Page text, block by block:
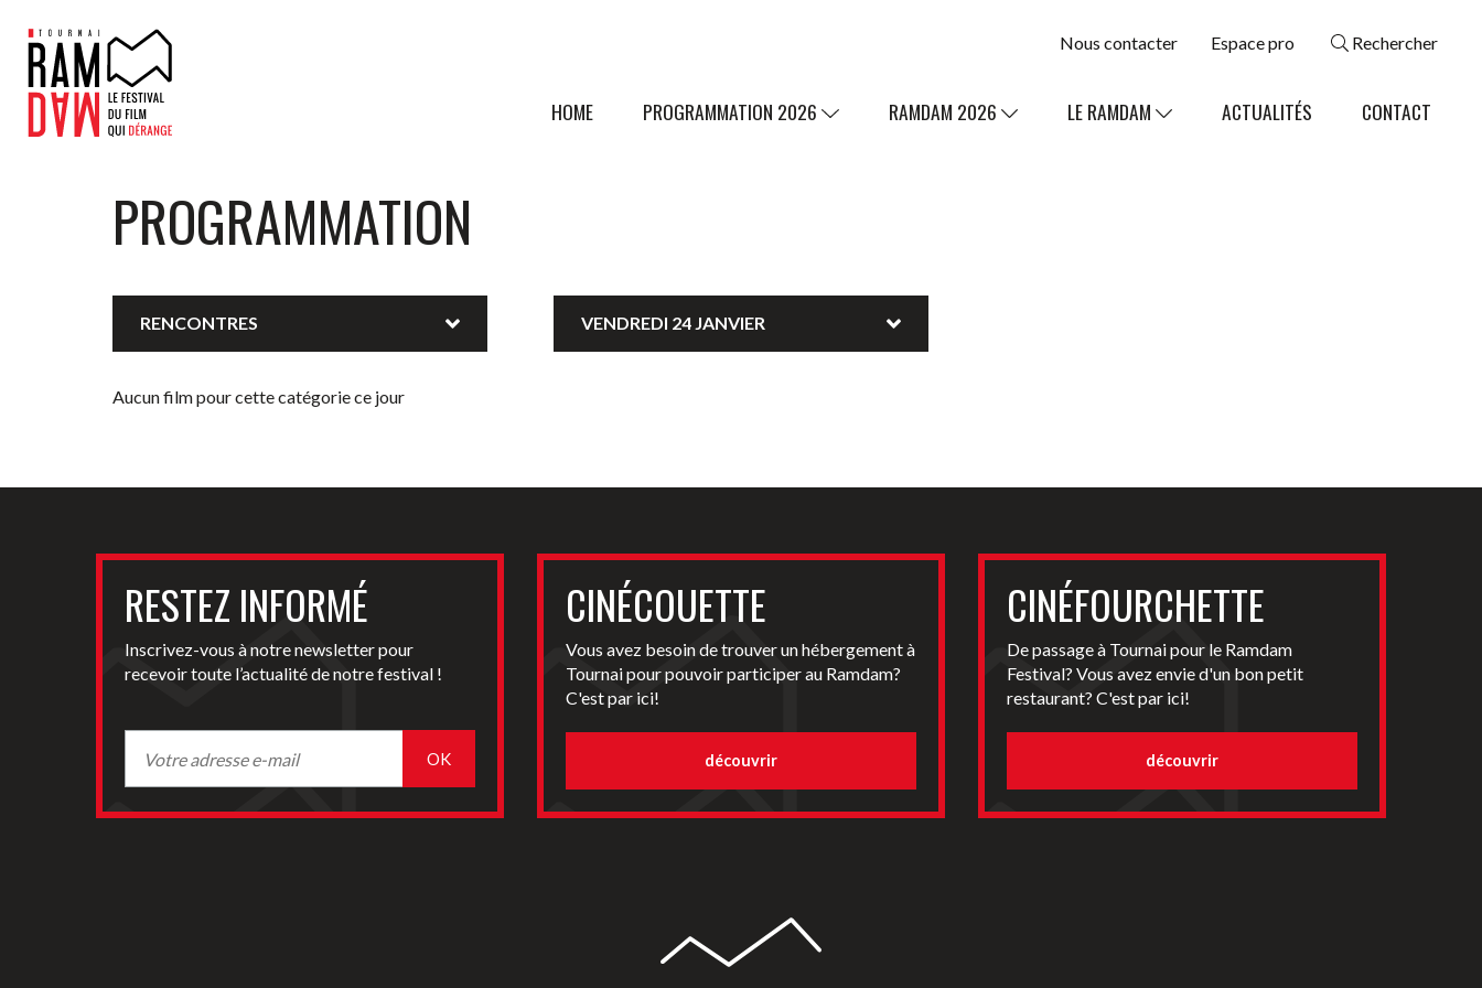
Nous contacter Espace pro Rechercher
HOME PROGRAMMATION 2026 RAMDAM 2026 LE RAMDAM ACTUALITÉS CONTACT
PROGRAMMATION
RENCONTRES VENDREDI 24 JANVIER
Aucun film pour cette catégorie ce jour
RESTEZ INFORMÉ
Inscrivez-vous à notre newsletter pour
recevoir toute l’actualité de notre festival !
CINÉCOUETTE
Vous avez besoin de trouver un hébergement à
Tournai pour pouvoir participer au Ramdam?
C'est par ici!
découvrir
CINÉFOURCHETTE
De passage à Tournai pour le Ramdam
Festival? Vous avez envie d'un bon petit
restaurant? C'est par ici!
découvrir